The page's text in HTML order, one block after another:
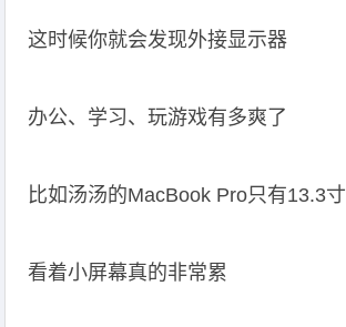
这时候你就会发现外接显示器
办公、学习、玩游戏有多爽了
比如汤汤的MacBook Pro只有13.3寸
看着小屏幕真的非常累